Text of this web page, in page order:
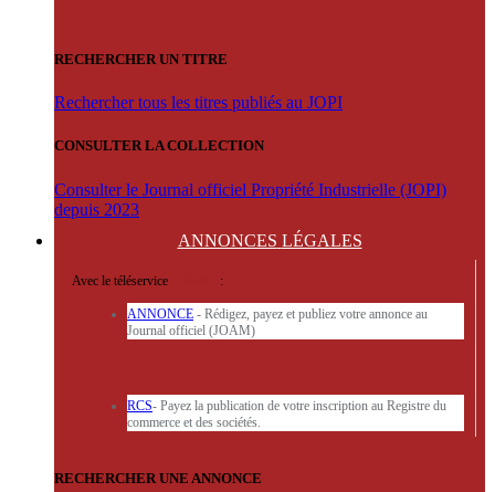
RECHERCHER UN TITRE
Rechercher tous les titres publiés au JOPI
CONSULTER LA COLLECTION
Consulter le Journal officiel Propriété Industrielle (JOPI)
depuis 2023
ANNONCES LÉGALES
Avec le téléservice :
ANNONCE - Rédigez, payez et publiez votre annonce au
Journal officiel (JOAM)
RCS- Payez la publication de votre inscription au Registre du
commerce et des sociétés.
RECHERCHER UNE ANNONCE